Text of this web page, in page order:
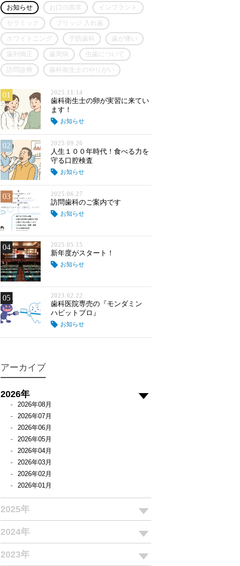
お知らせ お口の異常 インプラント
セラミック ブリッジ 入れ歯
ホワイトニング 予防歯科 歯が痛い
歯列矯正 歯周病 虫歯について
訪問診療 歯科衛生士のやりがい
01 2025.11.14
歯科衛生士の卵が実習に来てい
ます！
お知らせ
02 2025.09.26
人生１００年時代！食べる力を
守る口腔検査
お知らせ
03 2025.06.27
訪問歯科のご案内です
お知らせ
04 2025.05.15
新年度がスタート！
お知らせ
05 2023.02.22
歯科医院専売の『モンダミン
ハビットプロ』
お知らせ
アーカイブ
2026年
2026年08月
2026年07月
2026年06月
2026年05月
2026年04月
2026年03月
2026年02月
2026年01月
2025年
2024年
2023年